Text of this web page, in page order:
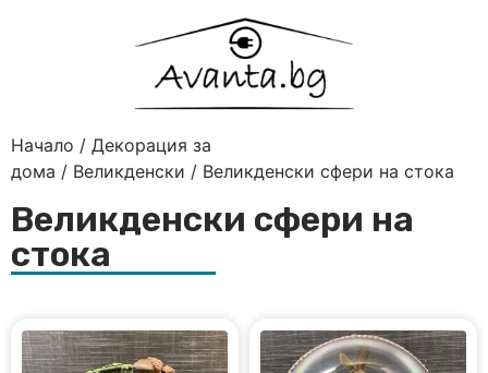
Начало / Декорация за
дома / Великденски / Великденски сфери на стока
Великденски сфери на
стока